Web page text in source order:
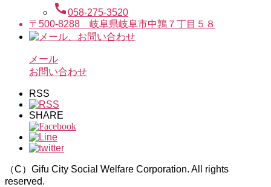
call058-275-3520
〒500-8288 岐阜県岐阜市中鶉７丁目５８
メール
お問い合わせ
RSS
SHARE
（C）Gifu City Social Welfare Corporation. All rights
reserved.